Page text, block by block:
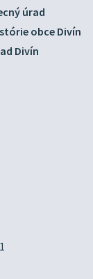
úrad
obce Divín
Divín